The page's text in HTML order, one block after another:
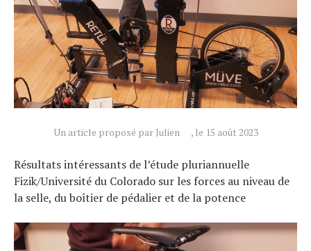
Un article proposé par Julien , le 15 août 2023
Résultats intéressants de l’étude pluriannuelle
Fizik/Université du Colorado sur les forces au niveau de
la selle, du boîtier de pédalier et de la potence